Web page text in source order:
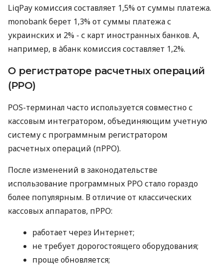
LiqPay комиссия составляет 1,5% от суммы платежа.
monobank берет 1,3% от суммы платежа с
украинских и 2% - с карт иностранных банков. А,
например, в àбанк комиссия составляет 1,2%.
О регистраторе расчетных операций
(РРО)
POS-терминал часто используется совместно с
кассовым интегратором, объединяющим учетную
систему с программным регистратором
расчетных операций (пРРО).
После изменений в законодательстве
использование программных РРО стало гораздо
более популярным. В отличие от классических
кассовых аппаратов, пРРО:
работает через Интернет;
не требует дорогостоящего оборудования;
проще обновляется;